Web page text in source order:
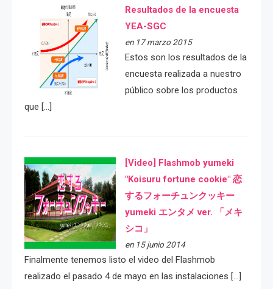
Resultados de la encuesta
YEA-SGC
en 17 marzo 2015
Estos son los resultados de la
encuesta realizada a nuestro
público sobre los productos
que […]
[Video] Flashmob yumeki
"Koisuru fortune cookie" 恋
するフォーチュンクッキー
yumeki エンタメ ver. 「メキ
シコ」
en 15 junio 2014
Finalmente tenemos listo el video del Flashmob
realizado el pasado 4 de mayo en las instalaciones […]